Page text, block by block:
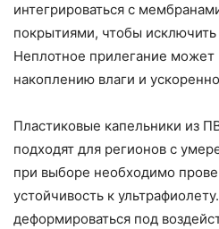
интегрироваться с
покрытиями, чтобы исключить
Неплотное прилегание может
накоплению влаги и
Пластиковые капельники из
подходят для регионов с
при выборе необходимо
устойчивость к
деформироваться под